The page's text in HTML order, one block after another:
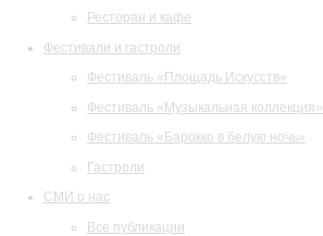
Ресторан и кафе
Фестивали и гастроли
Фестиваль «Площадь Искусств»
Фестиваль «Музыкальная коллекция»
Фестиваль «Барокко в белую ночь»
Гастроли
СМИ о нас
Все публикации